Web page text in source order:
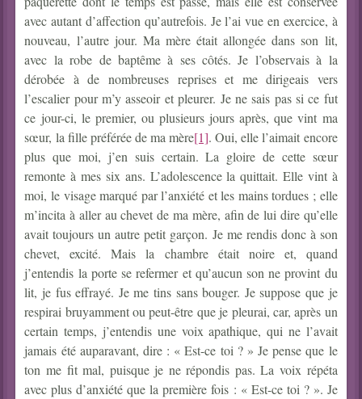
avec autant d’affection qu’autrefois. Je l’ai vue en exercice, à
nouveau, l’autre jour. Ma mère était allongée dans son lit,
avec la robe de baptême à ses côtés. Je l’observais à la
dérobée à de nombreuses reprises et me dirigeais vers
l’escalier pour m’y asseoir et pleurer. Je ne sais pas si ce fut
ce jour-ci, le premier, ou plusieurs jours après, que vint ma
sœur, la fille préférée de ma mère[1]. Oui, elle l’aimait encore
plus que moi, j’en suis certain. La gloire de cette sœur
remonte à mes six ans. L’adolescence la quittait. Elle vint à
moi, le visage marqué par l’anxiété et les mains tordues ; elle
m’incita à aller au chevet de ma mère, afin de lui dire qu’elle
avait toujours un autre petit garçon. Je me rendis donc à son
chevet, excité. Mais la chambre était noire et, quand
j’entendis la porte se refermer et qu’aucun son ne provint du
lit, je fus effrayé. Je me tins sans bouger. Je suppose que je
respirai bruyamment ou peut-être que je pleurai, car, après un
certain temps, j’entendis une voix apathique, qui ne l’avait
jamais été auparavant, dire : « Est-ce toi ? » Je pense que le
ton me fit mal, puisque je ne répondis pas. La voix répéta
avec plus d’anxiété que la première fois : « Est-ce toi ? ». Je